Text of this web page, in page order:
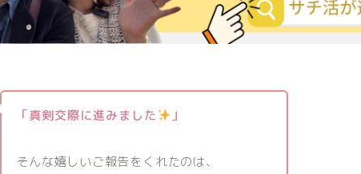
「真剣交際に進みました 」
そんな嬉しいご報告をくれたのは、